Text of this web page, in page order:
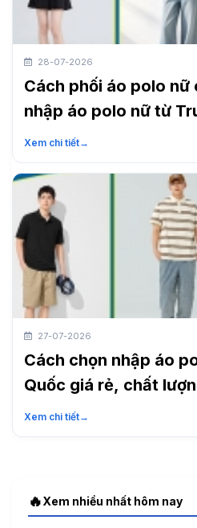
28-07-2026
Cách phối áo polo nữ
nhập áo polo nữ từ
nhanh
Xem chi tiết→
27-07-2026
Cách chọn nhập áo
Quốc giá rẻ, chất
Xem chi tiết→
🔥Xem nhiều nhất hôm nay